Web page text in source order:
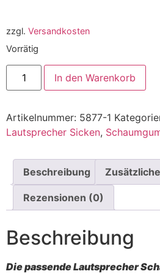
zzgl. Versandkosten
Vorrätig
In den Warenkorb
Artikelnummer: 5877-1
Lautsprecher Sicken,
Beschreibung
Rezensionen (0)
Beschreibung
Die passende Lautsprecher